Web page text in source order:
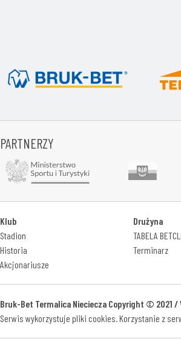
PARTNERZY
Klub
Stadion
Historia
Akcjonariusze
Drużyna
TABELA
Terminarz
Bruk-Bet Termalica Nieciecza Copyright © 2021 /
Serwis wykorzystuje pliki cookies. Korzystanie z